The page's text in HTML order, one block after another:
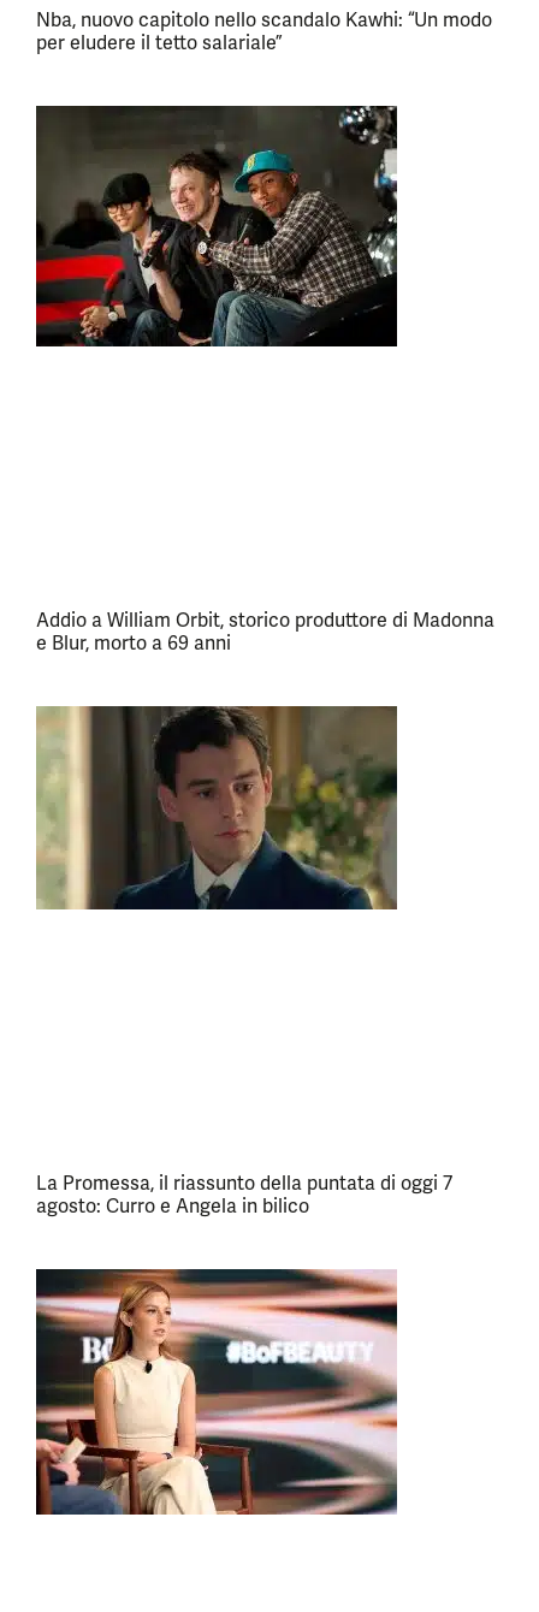
Nba, nuovo capitolo nello scandalo Kawhi: “Un modo
per eludere il tetto salariale”
Addio a William Orbit, storico produttore di Madonna
e Blur, morto a 69 anni
La Promessa, il riassunto della puntata di oggi 7
agosto: Curro e Angela in bilico